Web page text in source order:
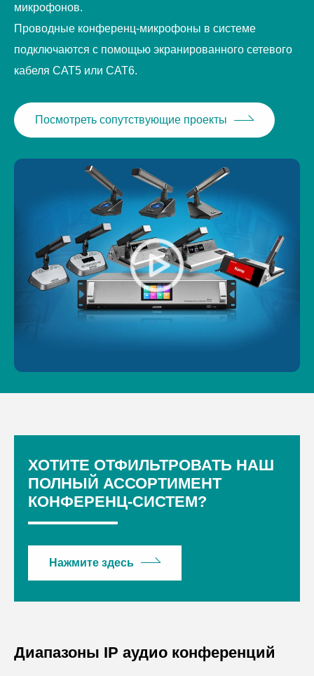
микрофонов.
Проводные конференц-микрофоны в системе
подключаются с помощью экранированного сетевого
кабеля CAT5 или CAT6.
Посмотреть сопутствующие проекты
ХОТИТЕ ОТФИЛЬТРОВАТЬ НАШ
ПОЛНЫЙ АССОРТИМЕНТ
КОНФЕРЕНЦ-СИСТЕМ?
Нажмите здесь
Диапазоны IP аудио конференций